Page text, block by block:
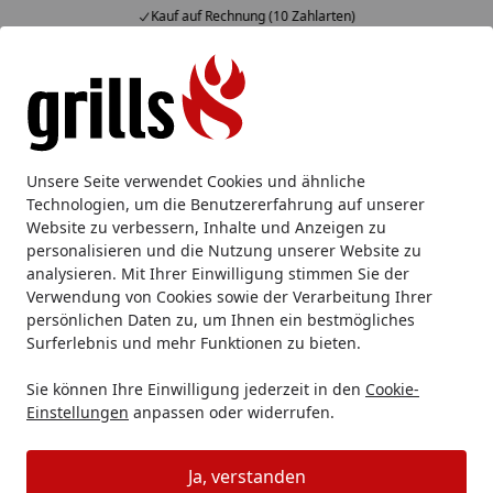
Unsere Seite verwendet Cookies und ähnliche
Technologien, um die Benutzererfahrung auf unserer
Website zu verbessern, Inhalte und Anzeigen zu
personalisieren und die Nutzung unserer Website zu
analysieren. Mit Ihrer Einwilligung stimmen Sie der
Verwendung von Cookies sowie der Verarbeitung Ihrer
persönlichen Daten zu, um Ihnen ein bestmögliches
Surferlebnis und mehr Funktionen zu bieten.
Sie können Ihre Einwilligung jederzeit in den Cookie-
Einstellungen anpassen oder widerrufen.
Ja, verstanden
Kauf auf Rechnung (10 Zahlarten)
Alle Produkte
Mein Konto
Suchen
Startseite
Grillzubehör Butcher Paper
Butcher Paper
Ihre Artikelübersicht
Kategorien
Filter / Sortierung
6 Artikel gefunden